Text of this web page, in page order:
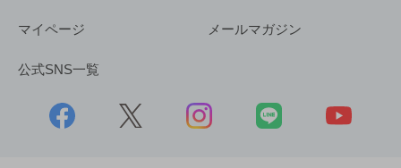
マイページ メールマガジン
公式SNS一覧